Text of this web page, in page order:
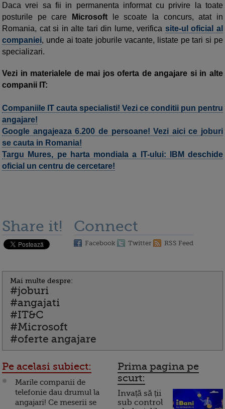
Daca vrei sa fii in permanenta informat cu privire la toate
posturile pe care
Microsoft le scoate la concurs, atat in
Romania, cat si in alte tari din lume, verifica site-ul oficial al
companiei, unde ai toate joburile vacante, listate pe tari si pe
specializari.
Vezi in materialele de mai jos oferta de angajare si in alte
companii IT:
Companiile IT cauta specialisti! Vezi ce conditii pun pentru
angajare!
Google angajeaza 6.200 de persoane! Vezi aici ce joburi
se cauta in Romania!
Targu Mures, pe harta mondiala a IT-ului: IBM deschide
oficial un centru de cercetare!
Share it! Connect
Facebook Twitter RSS Feed
Mai multe despre:
#joburi
#angajati
#IT&C
#Microsoft
#oferte angajare
Pe acelasi subiect:
Marile companii de
telefonie dau drumul la
angajari! Ce meserii se
Prima pagina pe
scurt:
Invață să ții
sub control